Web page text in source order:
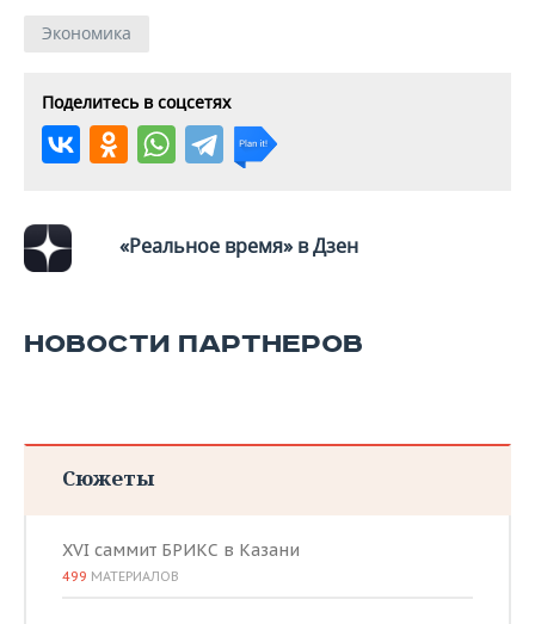
Экономика
Поделитесь в соцсетях
«Реальное время» в Дзен
НОВОСТИ ПАРТНЕРОВ
Сюжеты
XVI саммит БРИКС в Казани
499 МАТЕРИАЛОВ